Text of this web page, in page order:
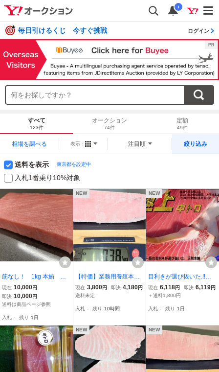
i
毎日引けるくじ 今すぐ挑戦 ログイン
すべて
123件
オークション
74件
定額
49件
相場を調べる 表示： 注目順 絞り込み
送料を表示 東京都を設定中
入札1番乗り10%対象
筋なし！ 1kg 本鮪 中
トロ 刺身用作 マルタ
産 クロマグロ ホンマ
グロ 海鮮 父の日 母
司 まぐろ サーモン
現在 10,000円
即決 10,000円
送料は商品ページ参照
入札 - 残り 1日
NEW
【特価】業務用養殖本鮪
（クロアチア産）腹上/中
トロサク 380g★２サク入
現在 3,800円 即決 4,180円
送料未定
入札 - 残り 10時間
NEW
目利きが選び抜いた.!!
「中トロ600g位」食通が
唸る逸品
現在 6,118円 即決 6,119円
＋送料1,800円
入札 - 残り 1日
NEW NEW